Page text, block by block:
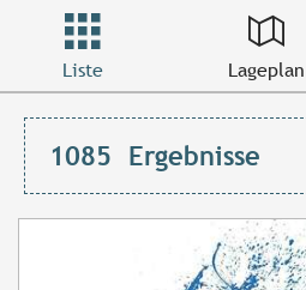
Liste Lageplan
1085 Ergebnisse